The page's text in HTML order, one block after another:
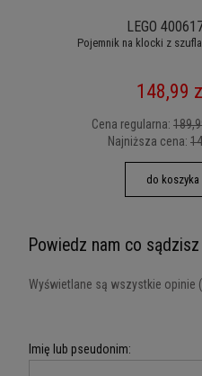
LEGO
Pojemnik na klocki z
148,99
Cena regularna:
Najniższa cena:
do koszyka
Powiedz nam co
Wyświetlane są wszystkie opinie
Imię lub pseudonim: